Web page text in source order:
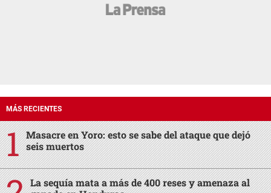
MÁS RECIENTES
Masacre en Yoro: esto se sabe del ataque que dejó
seis muertos
La sequía mata a más de 400 reses y amenaza al